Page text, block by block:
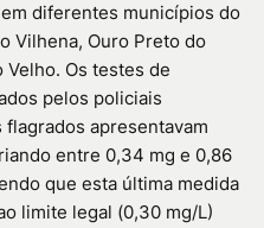
diferentes municípios do
Vilhena, Ouro Preto do
Os testes de
pelos policiais
apresentavam
entre 0,34 mg e 0,86
que esta última medida
limite legal (0,30 mg/L)